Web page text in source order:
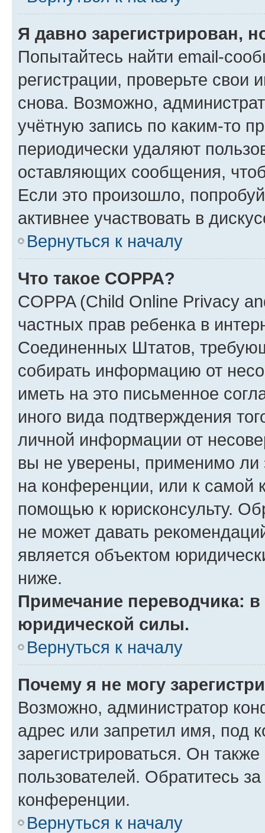
Я давно зарегистрирован,
Попытайтесь найти email-
регистрации, проверьте свои
снова. Возможно,
учётную запись по каким-то
периодически удаляют
оставляющих сообщения,
Если это произошло,
активнее участвовать в
Вернуться к началу
Что такое COPPA?
COPPA (Child Online Privacy
частных прав ребенка в
Соединенных Штатов,
собирать информацию от
иметь на это письменное
иного вида подтверждения
личной информации от
вы не уверены, применимо ли
на конференции, или к самой
помощью к юрисконсульту.
не может давать
является объектом
ниже.
Примечание переводчика:
юридической силы.
Вернуться к началу
Почему я не могу
Возможно, администратор
адрес или запретил имя, под
зарегистрироваться. Он
пользователей. Обратитесь
конференции.
Вернуться к началу